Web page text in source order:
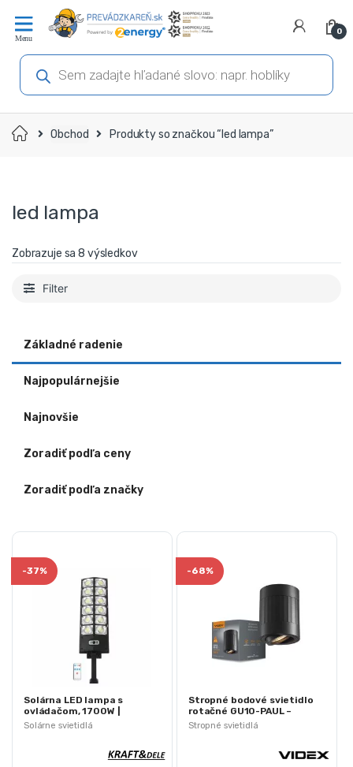
navigáciu
obsah
0
Products
search
Domov Obchod Produkty so značkou “led lampa”
led lampa
Zobrazuje sa 8 výsledkov
Filter
Základné radenie
Najpopulárnejšie
Najnovšie
Zoradiť podľa ceny
Zoradiť podľa značky
Solárne svietidlá
-37%
Solárna LED lampa s
ovládačom, 1700W |
KD3481
Stropné svietidlá
-68%
Stropné bodové svietidlo
rotačné GU10-PAUL –
čierne | VIDEX